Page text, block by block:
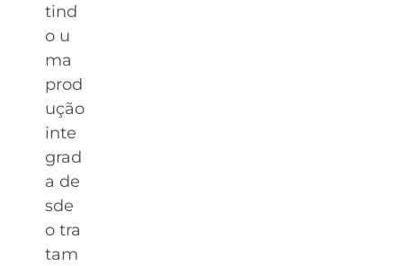
tind
o u
ma
prod
ução
inte
grad
a de
sde
o tra
tam